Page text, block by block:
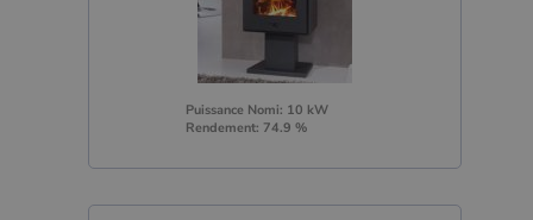
Puissance Nomi: 10 kW
Rendement: 74.9 %